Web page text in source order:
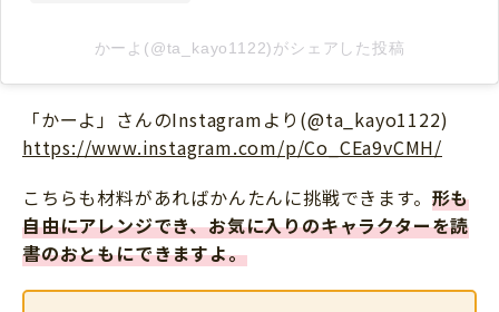
かーよ(@ta_kayo1122)がシェアした投稿
「かーよ」さんのInstagramより(@ta_kayo1122)
https://www.instagram.com/p/Co_CEa9vCMH/
こちらも材料があればかんたんに挑戦できます。 形も
自由にアレンジでき、お気に入りのキャラクターを読
書のおともにできますよ。